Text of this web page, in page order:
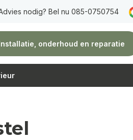
Gratis verzendingvanaf
nodig? Bel nu 085-0750754
onderhoud en reparatie